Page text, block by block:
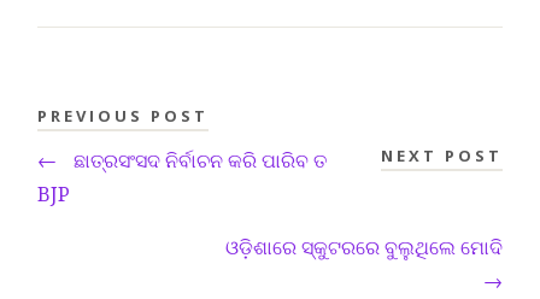
PREVIOUS POST
←
ଛାତ୍ରସଂସଦ ନିର୍ବାଚନ କରି ପାରିବ ତ
BJP
NEXT POST
ଓଡ଼ିଶାରେ ସ୍କୁଟରରେ ବୁଲୁଥିଲେ ମୋଦି
→